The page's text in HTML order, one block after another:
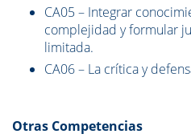
CA05 – Integrar
complejidad y formular
limitada.
CA06 – La crítica y
Otras Competencias